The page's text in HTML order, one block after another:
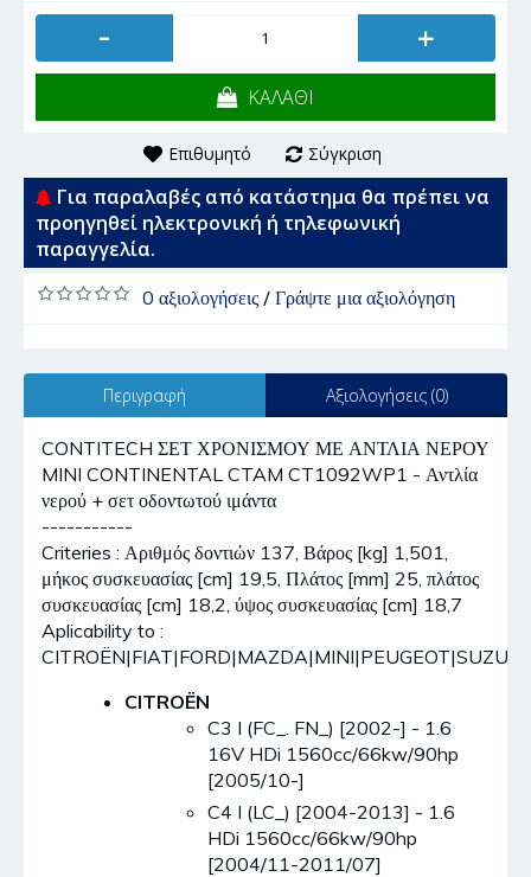
- +
ΚΑΛΑΘΙ
Επιθυμητό Σύγκριση
Για παραλαβές από κατάστημα θα πρέπει να
προηγηθεί ηλεκτρονική ή τηλεφωνική
παραγγελία.
0 αξιολογήσεις/ Γράψτε μια αξιολόγηση
Περιγραφή Αξιολογήσεις (0)
CONTITECH ΣΕΤ ΧΡΟΝΙΣΜΟΥ ΜΕ ΑΝΤΛΙΑ ΝΕΡΟΥ
MINI CONTINENTAL CTAM CT1092WP1 - Αντλία
νερού + σετ οδοντωτού ιμάντα
-----------
Criteries : Αριθμός δοντιών 137, Βάρος [kg] 1,501,
μήκος συσκευασίας [cm] 19,5, Πλάτος [mm] 25, πλάτος
συσκευασίας [cm] 18,2, ύψος συσκευασίας [cm] 18,7
Aplicability to :
CITROËN
C3 I (FC_. FN_) [2002-] - 1.6
16V HDi 1560cc/66kw/90hp
[2005/10-]
C4 I (LC_) [2004-2013] - 1.6
HDi 1560cc/66kw/90hp
[2004/11-2011/07]